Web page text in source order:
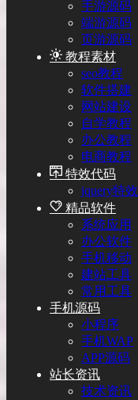
手游源码
端游源码
页游源码
教程素材
seo教程
软件搭建
网站建设
自学教程
办公教程
电商教程
特效代码
jquery特效
精品软件
系统应用
办公软件
手机移动
建站工具
常用工具
手机源码
小程序
手机WAP
APP源码
站长资讯
技术资讯